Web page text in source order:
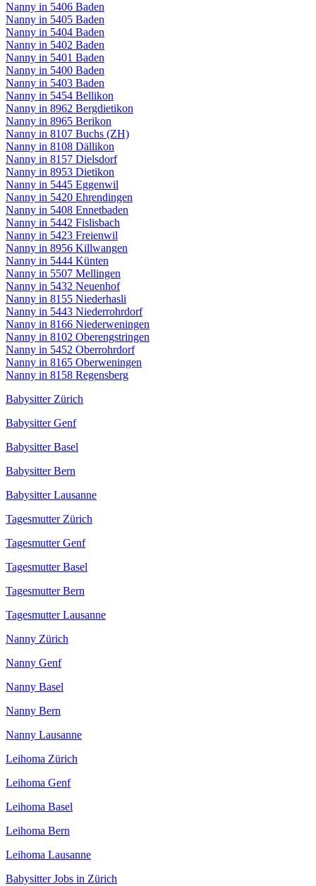
Nanny in 5406 Baden
Nanny in 5405 Baden
Nanny in 5404 Baden
Nanny in 5402 Baden
Nanny in 5401 Baden
Nanny in 5400 Baden
Nanny in 5403 Baden
Nanny in 5454 Bellikon
Nanny in 8962 Bergdietikon
Nanny in 8965 Berikon
Nanny in 8107 Buchs (ZH)
Nanny in 8108 Dällikon
Nanny in 8157 Dielsdorf
Nanny in 8953 Dietikon
Nanny in 5445 Eggenwil
Nanny in 5420 Ehrendingen
Nanny in 5408 Ennetbaden
Nanny in 5442 Fislisbach
Nanny in 5423 Freienwil
Nanny in 8956 Killwangen
Nanny in 5444 Künten
Nanny in 5507 Mellingen
Nanny in 5432 Neuenhof
Nanny in 8155 Niederhasli
Nanny in 5443 Niederrohrdorf
Nanny in 8166 Niederweningen
Nanny in 8102 Oberengstringen
Nanny in 5452 Oberrohrdorf
Nanny in 8165 Oberweningen
Nanny in 8158 Regensberg
Babysitter Zürich
Babysitter Genf
Babysitter Basel
Babysitter Bern
Babysitter Lausanne
Tagesmutter Zürich
Tagesmutter Genf
Tagesmutter Basel
Tagesmutter Bern
Tagesmutter Lausanne
Nanny Zürich
Nanny Genf
Nanny Basel
Nanny Bern
Nanny Lausanne
Leihoma Zürich
Leihoma Genf
Leihoma Basel
Leihoma Bern
Leihoma Lausanne
Babysitter Jobs in Zürich